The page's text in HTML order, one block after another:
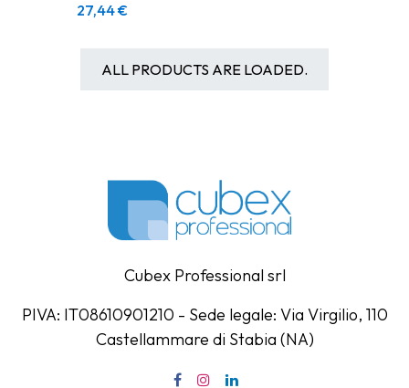
27,44€
ALL PRODUCTS ARE LOADED.
Cubex Professional srl
PIVA: IT08610901210 - Sede legale: Via Virgilio, 110
Castellammare di Stabia (NA)